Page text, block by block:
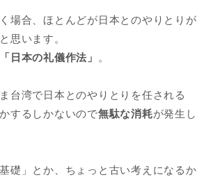
場合、ほとんどが日本とのやりとりが
思います。
「日本の礼儀作法」 。
台湾で日本とのやりとりを任される
するしかないので無駄な消耗が発生し
礎」とか、ちょっと古い考えになるか